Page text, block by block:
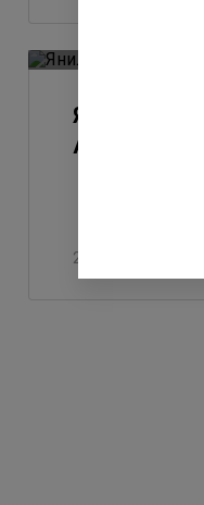
Янила - ход
Август-
28 сентября 2023